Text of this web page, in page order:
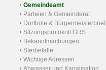
Gemeindeamt
Parteien & Gemeinderat
Dorfbote & Bürgermeisterbrief
Sitzungsprotokoll GRS
Bekanntmachungen
Sterbefälle
Wichtige Adressen
Abwasser und Kanalisation